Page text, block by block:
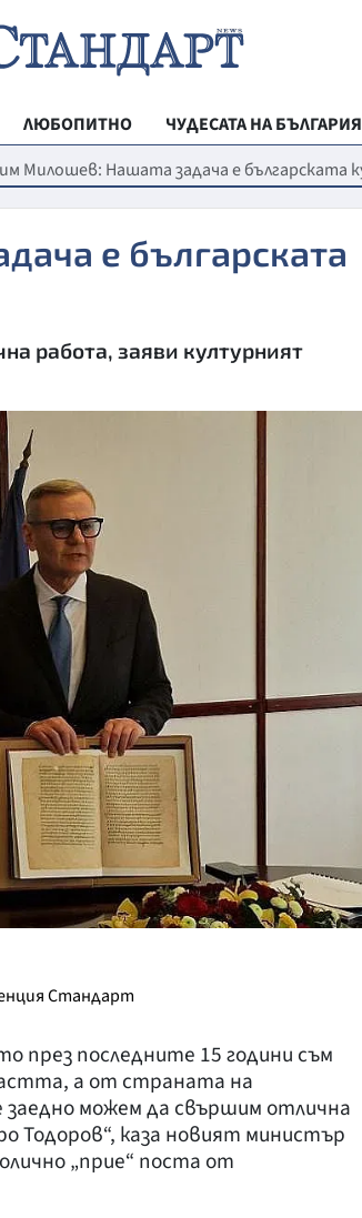
ЛЮБОПИТНО
ЧУДЕСАТА НА БЪЛГАРИЯ
РЕГИОНАЛНИ
ВЕСТНИК
МЛАДЕЖКА
МОЯТ ГРАД
ТЕХНОЛОГИИ
ВЯРА
Милошев: Нашата задача е българската
е българската
работа, заяви културният
Стандарт
през последните 15 години съм
а от страната на
можем да свършим отлична
Тодоров“, каза новият министър
„прие“ поста от